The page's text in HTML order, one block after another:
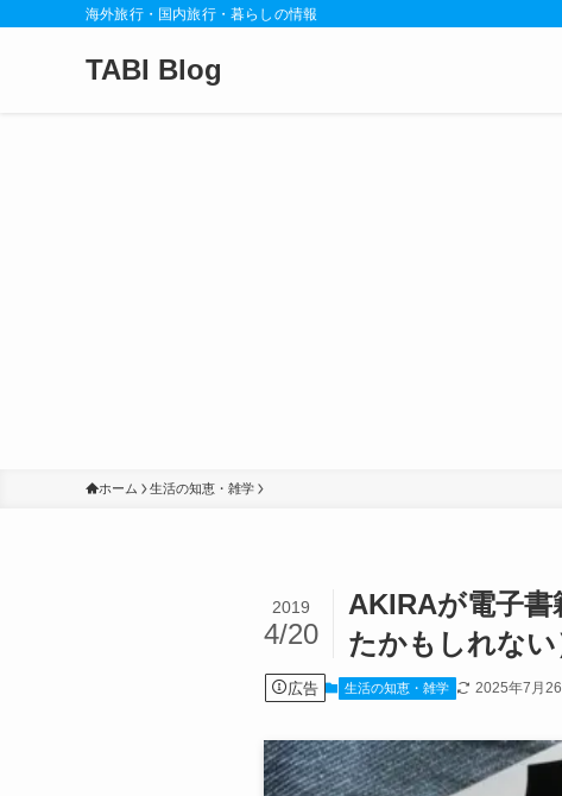
海外旅行・国内旅行・暮らしの情報
TABI Blog
ホーム 生活の知恵・雑学
AKIRAが電子
たかもしれな
2019
4/20
広告 生活の知恵・雑学 2025年7月